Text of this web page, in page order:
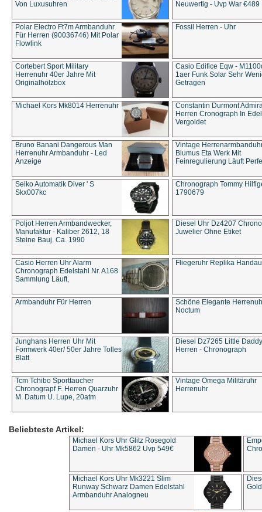
Von Luxusuhren
Neuwertig - Uvp War €489
Polar Electro Ft7m Armbanduhr
Für Herren (90036746) Mit Polar
Flowlink
Fossil Herren - Uhr
Cortebert Sport Military
Herrenuhr 40er Jahre Mit
Originalholzbox
Casio Edifice Eqw -
1aer Funk Solar Sehr
Getragen
Michael Kors Mk8014 Herrenuhr
Constantin Durmont
Herren Cronograph In
Vergoldet
Bruno Banani Dangerous Man
Herrenuhr Armbanduhr - Led
Anzeige
Vintage
Blumus Eta Werk Mit
Feinregulierung Läuft
Seiko Automatik Diver ' S
Skx007kc
Chronograph Tommy
1790679
Poljot Herren Armbandwecker,
Manufaktur - Kaliber 2612, 18
Steine Bauj. Ca. 1990
Diesel Uhr Dz4207
Juwelier Ohne Etiket
Casio Herren Uhr Alarm
Chronograph Edelstahl Nr. A168
Sammlung Läuft,
Fliegeruhr Replika
Armbanduhr Für Herren
Schöne Elegante
Noctum
Junghans Herren Uhr Mit
Formwerk 40er/ 50er Jahre Tolles
Blatt
Diesel Dz7265 Little Daddy
Herren - Chronograph
Tcm Tchibo Sporttaucher
Chronograpf F. Herren Quarzuhr
M. Datum U. Lupe, 20atm
Vintage Omega Militäruhr
Herrenuhr
Beliebteste Artikel:
Michael Kors Uhr Glitz Rosegold
Damen - Uhr Mk5862 Uvp 549€
Michael Kors Uhr Mk3221 Slim
Runway Schwarz Damen Edelstahl
Armbanduhr Analogneu